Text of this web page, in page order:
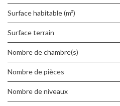
Surface habitable (m²)
surface terrain
Nombre de chambre(s)
Nombre de pièces
Nombre de niveaux